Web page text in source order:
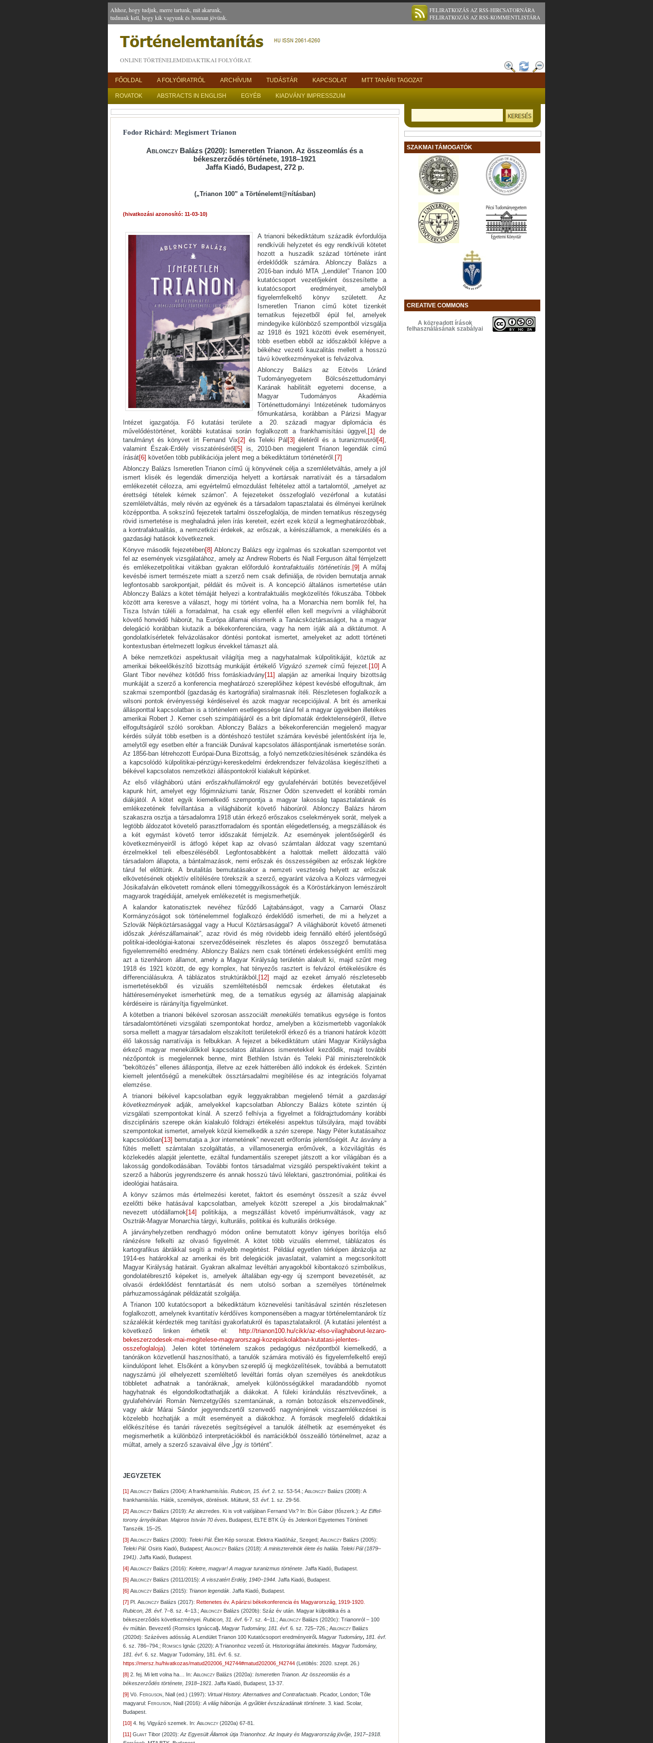
Ahhoz, hogy tudjuk, merre tartunk, mit akarunk,
tudnunk kell, hogy kik vagyunk és honnan jövünk.
FELIRATKOZÁS AZ RSS-HIRCSATORNÁRA
FELIRATKOZÁS AZ RSS-KOMMENTLISTÁRA
ONLINE TÖRTÉNELEMDIDAKTIKAI FOLYÓIRAT.
FŐOLDAL A FOLYÓIRATRÓL ARCHÍVUM TUDÁSTÁR KAPCSOLAT MTT TANÁRI TAGOZAT
ROVATOK ABSTRACTS IN ENGLISH EGYÉB KIADVÁNY IMPRESSZUM
Fodor Richárd: Megismert Trianon
Ablonczy Balázs (2020): Ismeretlen Trianon. Az összeomlás és a
békeszerződés története, 1918–1921
Jaffa Kiadó, Budapest, 272 p.
(„Trianon 100” a Történelemt@nításban)
(hivatkozási azonosító: 11-03-10)
A trianoni békediktátum századik évfordulója
rendkívüli helyzetet és egy rendkívüli kötetet
hozott a huszadik század története iránt
érdeklődők számára. Ablonczy Balázs a
2016-ban induló MTA „Lendület” Trianon 100
kutatócsoport vezetőjeként összesítette a
kutatócsoport eredményeit, amelyből
figyelemfelkeltő könyv született. Az
Ismeretlen Trianon című kötet tizenkét
tematikus fejezetből épül fel, amelyek
mindegyike különböző szempontból vizsgálja
az 1918 és 1921 közötti évek eseményeit,
több esetben ebből az időszakból kilépve a
békéhez vezető kauzalitás mellett a hosszú
távú következményeket is felvázolva.
Ablonczy Balázs az Eötvös Lóránd
Tudományegyetem Bölcsészettudományi
Karának habilitált egyetemi docense, a
Magyar Tudományos Akadémia
Történettudományi Intézetének tudományos
főmunkatársa, korábban a Párizsi Magyar
Intézet igazgatója. Fő kutatási területe a 20. századi magyar diplomácia és
művelődéstörténet, korábbi kutatásai során foglalkozott a frankhamisítási üggyel, [1]
de
tanulmányt és könyvet írt Fernand Vix [2] és Teleki Pál [3] életéről és a turanizmusról [4] ,
valamint Észak-Erdély visszatéréséről [5]
is, 2010-ben megjelent Trianon legendák című
írását[6] követően több publikációja jelent meg a békediktátum történetéről. [7]
Ablonczy Balázs Ismeretlen Trianon című új könyvének célja a szemléletváltás, amely a jól
ismert klisék és legendák dimenziója helyett a kortársak narratíváit és a társadalom
emlékezetét célozza, ami egyértelmű elmozdulást feltételez attól a tartalomtól, „amelyet az
érettségi tételek kérnek számon”. A fejezeteket összefoglaló vezérfonal a kutatási
szemléletváltás, mely révén az egyének és a társadalom tapasztalatai és élményei kerülnek
középpontba. A sokszínű fejezetek tartalmi összefoglalója, de minden tematikus részegység
rövid ismertetése is meghaladná jelen írás kereteit, ezért ezek közül a legmeghatározóbbak,
a kontrafaktualitás, a nemzetközi érdekek, az erőszak, a kérészállamok, a menekülés és a
gazdasági hatások következnek.
Könyve második fejezetében[8] Ablonczy Balázs egy izgalmas és szokatlan szempontot vet
fel az események vizsgálatához, amely az Andrew Roberts és Niall Ferguson által fémjelzett
és emlékezetpolitikai vitákban gyakran előforduló kontrafaktuális történetírás. [9] A műfaj
kevésbé ismert természete miatt a szerző nem csak definiálja, de röviden bemutatja annak
legfontosabb sarokpontjait, példáit és műveit is. A koncepció általános ismertetése után
Ablonczy Balázs a kötet témáját helyezi a kontrafaktuális megközelítés fókuszába. Többek
között arra keresve a választ, hogy mi történt volna, ha a Monarchia nem bomlik fel, ha
Tisza István túléli a forradalmat, ha csak egy ellenfél ellen kell megvívni a világháborút
követő honvédő háborút, ha Európa államai elismerik a Tanácsköztársaságot, ha a magyar
delegáció korábban kiutazik a békekonferenciára, vagy ha nem írják alá a diktátumot. A
gondolatkísérletek felvázolásakor döntési pontokat ismertet, amelyeket az adott történeti
kontextusban értelmezett logikus érvekkel támaszt alá.
A béke nemzetközi aspektusait világítja meg a nagyhatalmak külpolitikáját, köztük az
amerikai békeelőkészítő bizottság munkáját értékelő Vigyázó szemekcímű fejezet. [10] A
Glant Tibor nevéhez kötődő friss forráskiadvány[11] alapján az amerikai Inquiry bizottság
munkáját a szerző a konferencia meghatározó szereplőihez képest kevésbé elfogultnak, ám
szakmai szempontból (gazdaság és kartográfia) siralmasnak ítéli. Részletesen foglalkozik a
wilsoni pontok érvényességi kérdéseivel és azok magyar recepciójával. A brit és amerikai
állásponttal kapcsolatban is a történelem esetlegessége tárul fel a magyar ügyekben illetékes
amerikai Robert J. Kerner cseh szimpátiájáról és a brit diplomaták érdektelenségéről, illetve
elfogultságáról szóló sorokban. Ablonczy Balázs a békekonferencián megjelenő magyar
kérdés súlyát több esetben is a döntéshozó testület számára kevésbé jelentősként írja le,
amelytől egy esetben eltér a franciák Dunával kapcsolatos álláspontjának ismertetése során.
Az 1856-ban létrehozott Európai-Duna Bizottság, a folyó nemzetköziesítésének szándéka és
a kapcsolódó külpolitikai-pénzügyi-kereskedelmi érdekrendszer felvázolása kiegészítheti a
békével kapcsolatos nemzetközi álláspontokról kialakult képünket.
Az első világháború utáni erőszakhullámokrólegy gyulafehérvári botütés bevezetőjével
kapunk hírt, amelyet egy főgimnáziumi tanár, Riszner Ödön szenvedett el korábbi román
diákjától. A kötet egyik kiemelkedő szempontja a magyar lakosság tapasztalatának és
emlékezetének felvillantása a világháborút követő háborúról. Ablonczy Balázs három
szakaszra osztja a társadalomra 1918 után érkező erőszakos cselekmények sorát, melyek a
legtöbb áldozatot követelő parasztforradalom és spontán elégedetlenség, a megszállások és
a két egymást követő terror időszakát fémjelzik. Az események jelentőségéről és
következményeiről is átfogó képet kap az olvasó számtalan áldozat vagy szemtanú
érzelmekkel teli elbeszéléséből. Legfontosabbként a halottak mellett áldozattá váló
társadalom állapota, a bántalmazások, nemi erőszak és összességében az erőszak légköre
tárul fel előttünk. A brutalitás bemutatásakor a nemzeti veszteség helyett az erőszak
elkövetésének objektív elítélésére törekszik a szerző, egyaránt vázolva a Kolozs vármegyei
Jósikafalván elkövetett románok elleni tömeggyilkosságok és a Köröstárkányon lemészárolt
magyarok tragédiáját, amelyek emlékezetét is megismerhetjük.
A kalandor katonatisztek nevéhez fűződő Lajtabánságot, vagy a Carnarói Olasz
Kormányzóságot sok történelemmel foglalkozó érdeklődő ismerheti, de mi a helyzet a
Szlovák Népköztársasággal vagy a Hucul Köztársasággal? A világháborút követő átmeneti
időszak „kérészállamainak”, azaz rövid és még rövidebb ideig fennálló eltérő jelentőségű
politikai-ideológiai-katonai szerveződéseinek részletes és alapos összegző bemutatása
figyelemreméltó eredmény. Ablonczy Balázs nem csak történeti érdekességként említi meg
azt a tizenhárom államot, amely a Magyar Királyság területén alakult ki, majd szűnt meg
1918 és 1921 között, de egy komplex, hat tényezős rasztert is felvázol értékelésükre és
differenciálásukra. A táblázatos struktúrákból, [12]
majd az ezeket árnyaló részletesebb
ismertetésekből és vizuális szemléltetésből nemcsak érdekes életutakat és
háttéreseményeket ismerhetünk meg, de a tematikus egység az államiság alapjainak
kérdéseire is ráirányítja figyelmünket.
A kötetben a trianoni békével szorosan asszociáltmenekülés tematikus egysége is fontos
társadalomtörténeti vizsgálati szempontokat hordoz, amelyben a közismertebb vagonlakók
sorsa mellett a magyar társadalom elszakított területekről érkező és a trianoni határok között
élő lakosság narratívája is felbukkan. A fejezet a békediktátum utáni Magyar Királyságba
érkező magyar menekülőkkel kapcsolatos általános ismeretekkel kezdődik, majd további
nézőpontok is megjelennek benne, mint Bethlen István és Teleki Pál miniszterelnökök
“beköltözés” ellenes álláspontja, illetve az ezek hátterében álló indokok és érdekek. Szintén
kiemelt jelentőségű a menekültek össztársadalmi megítélése és az integrációs folyamat
elemzése.
A trianoni békével kapcsolatban egyik leggyakrabban megjelenő témát a gazdasági
következmények adják, amelyekkel kapcsolatban Ablonczy Balázs kötete szintén új
vizsgálati szempontokat kínál. A szerző felhívja a figyelmet a földrajztudomány korábbi
diszciplináris szerepe okán kialakuló földrajzi értékelési aspektus túlsúlyára, majd további
szempontokat ismertet, amelyek közül kiemelkedik a szén szerepe. Nagy Péter kutatásaihoz
kapcsolódóan[13] bemutatja a „kor internetének” nevezett erőforrás jelentőségét. Az ásvány a
fűtés mellett számtalan szolgáltatás, a villamosenergia erőművek, a közvilágítás és
közlekedés alapját jelentette, ezáltal fundamentális szerepet játszott a kor világában és a
lakosság gondolkodásában. További fontos társadalmat vizsgáló perspektívaként tekint a
szerző a háborús jegyrendszerre és annak hosszú távú lélektani, gasztronómiai, politikai és
ideológiai hatásaira.
A könyv számos más értelmezési keretet, faktort és eseményt összesít a száz évvel
ezelőtti béke hatásával kapcsolatban, amelyek között szerepel a „kis birodalmaknak”
nevezett utódállamok[14]
politikája, a megszállást követő impériumváltások, vagy az
Osztrák-Magyar Monarchia tárgyi, kulturális, politikai és kulturális öröksége.
A járványhelyzetben rendhagyó módon online bemutatott könyv igényes borítója első
ránézésre felkelti az olvasó figyelmét. A kötet több vizuális elemmel, táblázatos és
kartografikus ábrákkal segíti a mélyebb megértést. Például egyetlen térképen ábrázolja az
1914-es határokkal az amerikai és brit delegációk javaslatait, valamint a megcsonkított
Magyar Királyság határait. Gyakran alkalmaz levéltári anyagokból kibontakozó szimbolikus,
gondolatébresztő képeket is, amelyek általában egy-egy új szempont bevezetését, az
olvasói érdeklődést fenntartását és nem utolsó sorban a személyes történelmek
párhuzamosságának példázatát szolgálja.
A Trianon 100 kutatócsoport a békediktátum köznevelési tanításával szintén részletesen
foglalkozott, amelynek kvantitatív kérdőíves komponensében a magyar történelemtanárok tíz
százalékát kérdezték meg tanítási gyakorlatukról és tapasztalataikról. (A kutatási jelentést a
következő linken érhetik el:
http://trianon100.hu/cikk/az-elso-vilaghaborut-lezaro-
bekeszerzodesek-mai-megitelese-magyarorszagi-kozepiskolakban-kutatasi-jelentes-
osszefoglaloja). Jelen kötet történelem szakos pedagógus nézőpontból kiemelkedő, a
tanórákon közvetlenül hasznosítható, a tanulók számára motiváló és figyelemfelkeltő erejű
kiindulópont lehet. Elsőként a könyvben szereplő új megközelítések, továbbá a bemutatott
nagyszámú jól elhelyezett szemléltető levéltári forrás olyan személyes és anekdotikus
többletet adhatnak a tanóráknak, amelyek különösségükkel maradandóbb nyomot
hagyhatnak és elgondolkodtathatják a diákokat. A füleki kirándulás résztvevőinek, a
gyulafehérvári Román Nemzetgyűlés szemtanúinak, a román botozások elszenvedőinek,
vagy akár Márai Sándor jegyrendszertől szenvedő nagynénjének visszaemlékezései is
közelebb hozhatják a múlt eseményeit a diákokhoz. A források megfelelő didaktikai
előkészítése és tanári rávezetés segítségével a tanulók átélhetik az eseményeket és
megismerhetik a különböző interpretációkból és narrációkból összeálló történelmet, azaz a
múltat, amely a szerző szavaival élve „Így is történt”.
JEGYZETEK
[1] Ablonczy Balázs (2004): A frankhamisítás. Rubicon, 15. évf. 2. sz. 53-54.; Ablonczy Balázs (2008): A
frankhamisítás. Hálók, személyek, döntések. Múltunk, 53. évf. 1. sz. 29-56.
[2] Ablonczy Balázs (2019): Az alezredes. Ki is volt valójában Fernand Vix? In: Búr Gábor (főszerk.):Az Eiffel-
torony árnyékában. Majoros István 70 éves. Budapest, ELTE BTK Új- és Jelenkori Egyetemes Történeti
Tanszék. 15–25.
[3] Ablonczy Balázs (2000): Teleki Pál. Élet-Kép sorozat. Elektra Kiadóház, Szeged; Ablonczy Balázs (2005):
Teleki Pál. Osiris Kiadó, Budapest; Ablonczy Balázs (2018):A miniszterelnök élete és halála. Teleki Pál (1879–
1941). Jaffa Kiadó, Budapest.
[4] Ablonczy Balázs (2016): Keletre, magyar! A magyar turanizmus története. Jaffa Kiadó, Budapest.
[5] Ablonczy Balázs (2011/2015):A visszatért Erdély, 1940–1944. Jaffa Kiadó, Budapest.
[6] Ablonczy Balázs (2015): Trianon legendák. Jaffa Kiadó, Budapest.
[7] Pl. Ablonczy Balázs (2017): Rettenetes év. A párizsi békekonferencia és Magyarország, 1919-1920.
Rubicon, 28. évf. 7–8. sz. 4–13.; Ablonczy Balázs (2020b): Száz év után. Magyar külpolitika és a
békeszerződés következményei. Rubicon, 31. évf. 6-7. sz. 4–11.; Ablonczy Balázs (2020c): Trianonról – 100
év múltán. Bevezető (Romsics Ignáccal). Magyar Tudomány, 181. évf. 6. sz. 725–726.; Ablonczy Balázs
(2020d): Százéves adósság. A Lendület Trianon 100 Kutatócsoport eredményeiről. Magyar Tudomány, 181. évf.
6. sz. 786–794.; Romsics Ignác (2020): A Trianonhoz vezető út. Historiográfiai áttekintés. Magyar Tudomány,
181. évf. 6. sz. Magyar Tudomány, 181. évf. 6. sz.
https://mersz.hu/hivatkozas/matud202006_f42744#matud202006_f42744 (Letöltés: 2020. szept. 26.)
[8] 2. fej. Mi lett volna ha… In: Ablonczy Balázs (2020a): Ismeretlen Trianon. Az összeomlás és a
békeszerződés története, 1918–1921. Jaffa Kiadó, Budapest, 13-37.
[9] Vö. Ferguson, Niall (ed.) (1997): Virtual History. Alternatives and Contrafactuals. Picador, London; Tőle
magyarul: Ferguson, Niall (2016):A világ háborúja. A gyűlölet évszázadának története. 3. kiad. Scolar,
Budapest.
[10] 4. fej. Vigyázó szemek. In: Ablonczy (2020a) 67-81.
[11] Glant Tibor (2020):Az Egyesült Államok útja Trianonhoz. Az Inquiry és Magyarország jövője, 1917–1918.
SZAKMAI TÁMOGATÓK
CREATIVE COMMONS
A közreadott írások
felhasználásának szabályai